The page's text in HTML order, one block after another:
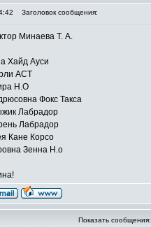
Заголовок сообщения:
Минаева Т. А.
Хайд Ауси
АСТ
Н.О
Фокс Такса
Лабрадор
Лабрадор
Кане Корсо
Зенна Н.о
Показать сообщения: